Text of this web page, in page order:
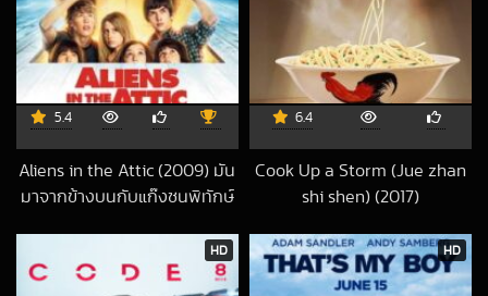
5.4
Aliens in the Attic (2009) มัน
มาจากข้างบนกับแก๊งซนพิทักษ์
2018-05-04 UTC
6.4
Cook Up a Storm (Jue zhan
shi shen) (2017)
HD HD